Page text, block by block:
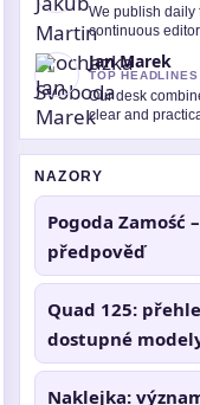
We publish daily
continuous
Jan Marek
TOP HEADLINES
Our desk
clear and
NAZORY
Pogoda Zamość
předpověď
Quad 125:
dostupné
Naklejka: